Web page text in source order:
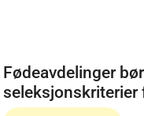
Fødeavdelinger
seleksjonskriterier